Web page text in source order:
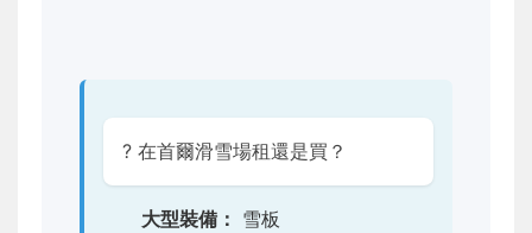
? 在首爾滑雪場租還是買？
大型裝備： 雪板